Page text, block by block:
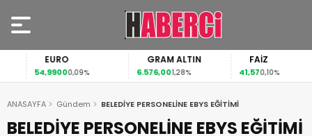
EURO
54,99000,09%
GRAM ALTIN
6.576,001,28%
FAİZ
41,570,10%
ANASAYFA Gündem BELEDİYE PERSONELİNE EBYS EĞİTİMİ
BELEDİYE PERSONELİNE EBYS EĞİTİMİ